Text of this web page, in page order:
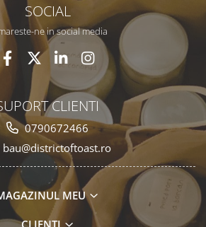
SOCIAL
ne in social media
CLIENTI
0790672466
bau@districtoftoast.ro
MEU
CLIENTI